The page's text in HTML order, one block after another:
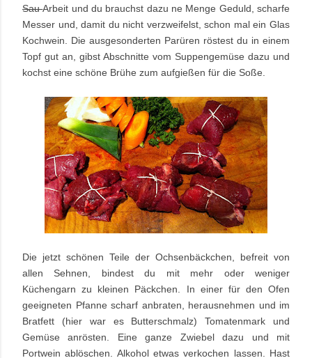
SauArbeit und du brauchst dazu ne Menge Geduld, scharfe
Messer und, damit du nicht verzweifelst, schon mal ein Glas
Kochwein. Die ausgesonderten Parüren röstest du in einem
Topf gut an, gibst Abschnitte vom Suppengemüse dazu und
kochst eine schöne Brühe zum aufgießen für die Soße.
Die jetzt schönen Teile der Ochsenbäckchen, befreit von
allen Sehnen, bindest du mit mehr oder weniger
Küchengarn zu kleinen Päckchen. In einer für den Ofen
geeigneten Pfanne scharf anbraten, herausnehmen und im
Bratfett (hier war es Butterschmalz) Tomatenmark und
Gemüse anrösten. Eine ganze Zwiebel dazu und mit
Portwein ablöschen. Alkohol etwas verkochen lassen. Hast